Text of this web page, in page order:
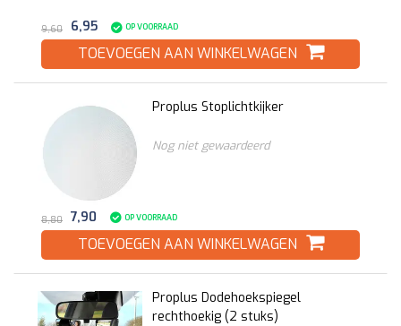
9,60 6,95 OP VOORRAAD
TOEVOEGEN AAN WINKELWAGEN
Proplus Stoplichtkijker
Nog niet gewaardeerd
8,80 7,90 OP VOORRAAD
TOEVOEGEN AAN WINKELWAGEN
Proplus Dodehoekspiegel
rechthoekig (2 stuks)